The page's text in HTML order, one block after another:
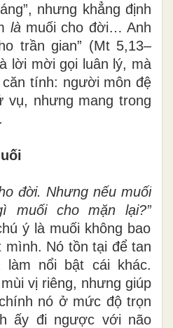
nhưng khẳng định
làmuối cho đời… Anh
trần gian” (Mt 5,13–
lời mời gọi luân lý, mà
tính: người môn đệ
vụ, nhưng mang trong
đời. Nhưng nếu muối
muối cho mặn lại?”
ý là muối không bao
Nó tồn tại để tan
làm nổi bật cái khác.
vị riêng, nhưng giúp
nó ở mức độ trọn
ấy đi ngược với não